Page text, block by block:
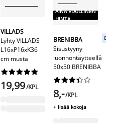
VILLADS
Lyhty VILLADS
L16xP16xK36
cm musta






19,99/KPL
AINA EDULLINEN
HINTA
BRENIBBA
Sisustyyny
luonnontäytteellä
50x50 BRENIBBA






8,-/KPL
+ lisää kokoja